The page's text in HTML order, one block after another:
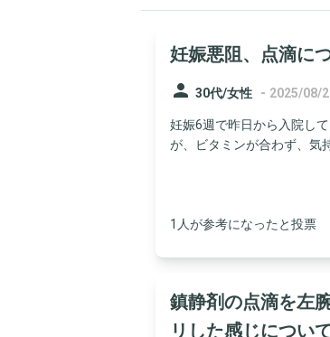
妊娠悪阻、点滴に
person 30代/女性 - 2025/08/
妊娠6週で昨日から入院し
が、ビタミンが合わず、気
1人が参考になったと投票
鎮静剤の点滴を左
リした感じについ